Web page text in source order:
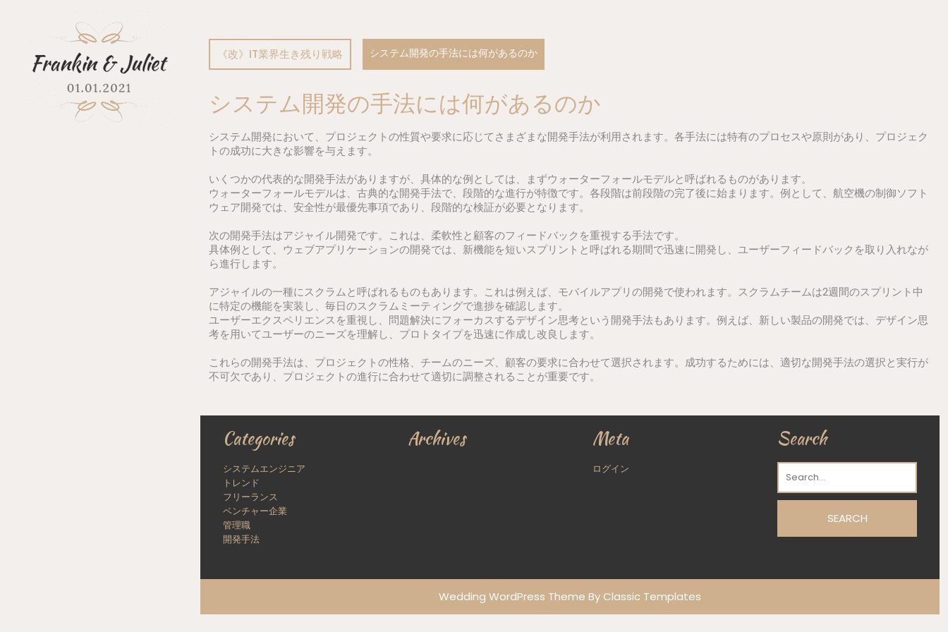
《改》IT業界生き残り戦略 システム開発の手法には何があるのか
システム開発の手法には何があるのか
システム開発において、プロジェクトの性質や要求に応じてさまざまな開発手法が利用されます。各手法には特有のプロセスや原則があり、プロジェク
トの成功に大きな影響を与えます。
いくつかの代表的な開発手法がありますが、具体的な例としては、まずウォーターフォールモデルと呼ばれるものがあります。
ウォーターフォールモデルは、古典的な開発手法で、段階的な進行が特徴です。各段階は前段階の完了後に始まります。例として、航空機の制御ソフト
ウェア開発では、安全性が最優先事項であり、段階的な検証が必要となります。
次の開発手法はアジャイル開発です。これは、柔軟性と顧客のフィードバックを重視する手法です。
具体例として、ウェブアプリケーションの開発では、新機能を短いスプリントと呼ばれる期間で迅速に開発し、ユーザーフィードバックを取り入れなが
ら進行します。
アジャイルの一種にスクラムと呼ばれるものもあります。これは例えば、モバイルアプリの開発で使われます。スクラムチームは2週間のスプリント中
に特定の機能を実装し、毎日のスクラムミーティングで進捗を確認します。
ユーザーエクスペリエンスを重視し、問題解決にフォーカスするデザイン思考という開発手法もあります。例えば、新しい製品の開発では、デザイン思
考を用いてユーザーのニーズを理解し、プロトタイプを迅速に作成し改良します。
これらの開発手法は、プロジェクトの性格、チームのニーズ、顧客の要求に合わせて選択されます。成功するためには、適切な開発手法の選択と実行が
不可欠であり、プロジェクトの進行に合わせて適切に調整されることが重要です。
Categories
システムエンジニア
トレンド
フリーランス
ベンチャー企業
管理職
開発手法
Archives Meta
ログイン
Search
Wedding WordPress Theme By Classic Templates